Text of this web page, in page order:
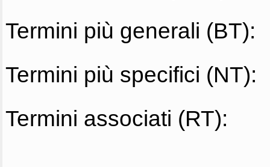
Termini più generali (BT):
Termini più specifici (NT):
Termini associati (RT):